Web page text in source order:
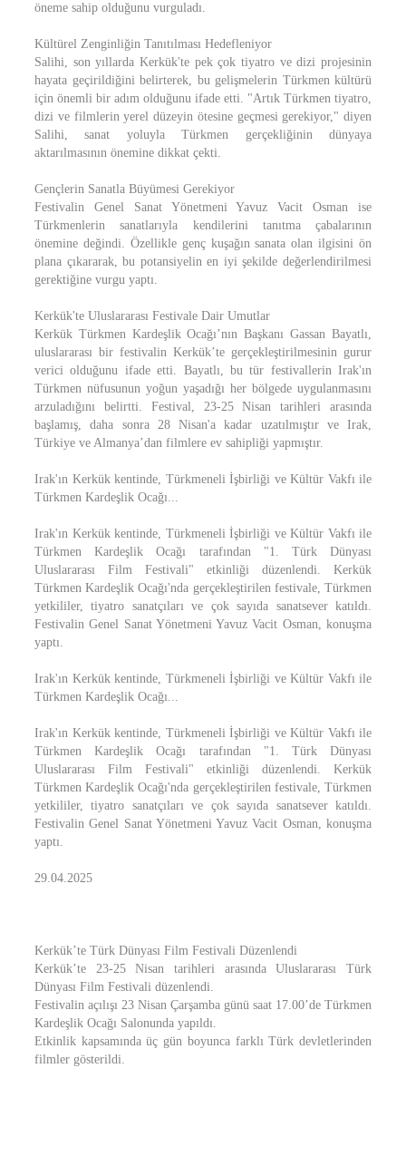
öneme sahip olduğunu vurguladı.
Kültürel Zenginliğin Tanıtılması Hedefleniyor
Salihi, son yıllarda Kerkük'te pek çok tiyatro ve dizi projesinin
hayata geçirildiğini belirterek, bu gelişmelerin Türkmen kültürü
için önemli bir adım olduğunu ifade etti. "Artık Türkmen tiyatro,
dizi ve filmlerin yerel düzeyin ötesine geçmesi gerekiyor," diyen
Salihi, sanat yoluyla Türkmen gerçekliğinin dünyaya
aktarılmasının önemine dikkat çekti.
Gençlerin Sanatla Büyümesi Gerekiyor
Festivalin Genel Sanat Yönetmeni Yavuz Vacit Osman ise
Türkmenlerin sanatlarıyla kendilerini tanıtma çabalarının
önemine değindi. Özellikle genç kuşağın sanata olan ilgisini ön
plana çıkararak, bu potansiyelin en iyi şekilde değerlendirilmesi
gerektiğine vurgu yaptı.
Kerkük'te Uluslararası Festivale Dair Umutlar
Kerkük Türkmen Kardeşlik Ocağı’nın Başkanı Gassan Bayatlı,
uluslararası bir festivalin Kerkük’te gerçekleştirilmesinin gurur
verici olduğunu ifade etti. Bayatlı, bu tür festivallerin Irak'ın
Türkmen nüfusunun yoğun yaşadığı her bölgede uygulanmasını
arzuladığını belirtti. Festival, 23-25 Nisan tarihleri arasında
başlamış, daha sonra 28 Nisan'a kadar uzatılmıştır ve Irak,
Türkiye ve Almanya’dan filmlere ev sahipliği yapmıştır.
Irak'ın Kerkük kentinde, Türkmeneli İşbirliği ve Kültür Vakfı ile
Türkmen Kardeşlik Ocağı...
Irak'ın Kerkük kentinde, Türkmeneli İşbirliği ve Kültür Vakfı ile
Türkmen Kardeşlik Ocağı tarafından "1. Türk Dünyası
Uluslararası Film Festivali" etkinliği düzenlendi. Kerkük
Türkmen Kardeşlik Ocağı'nda gerçekleştirilen festivale, Türkmen
yetkililer, tiyatro sanatçıları ve çok sayıda sanatsever katıldı.
Festivalin Genel Sanat Yönetmeni Yavuz Vacit Osman, konuşma
yaptı.
Irak'ın Kerkük kentinde, Türkmeneli İşbirliği ve Kültür Vakfı ile
Türkmen Kardeşlik Ocağı...
Irak'ın Kerkük kentinde, Türkmeneli İşbirliği ve Kültür Vakfı ile
Türkmen Kardeşlik Ocağı tarafından "1. Türk Dünyası
Uluslararası Film Festivali" etkinliği düzenlendi. Kerkük
Türkmen Kardeşlik Ocağı'nda gerçekleştirilen festivale, Türkmen
yetkililer, tiyatro sanatçıları ve çok sayıda sanatsever katıldı.
Festivalin Genel Sanat Yönetmeni Yavuz Vacit Osman, konuşma
yaptı.
29.04.2025
Kerkük’te Türk Dünyası Film Festivali Düzenlendi
Kerkük’te 23-25 Nisan tarihleri arasında Uluslararası Türk
Dünyası Film Festivali düzenlendi.
Festivalin açılışı 23 Nisan Çarşamba günü saat 17.00’de Türkmen
Kardeşlik Ocağı Salonunda yapıldı.
Etkinlik kapsamında üç gün boyunca farklı Türk devletlerinden
filmler gösterildi.